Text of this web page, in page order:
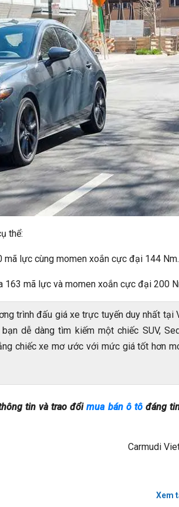
thể:
lực cùng momen xoắn cực đại 144 Nm.
mã lực và momen xoắn cực đại 200
trình đấu giá xe trực tuyến duy nhất tại
dễ dàng tìm kiếm một chiếc SUV,
chiếc xe mơ ước với mức giá tốt hơn
tin và trao đổimua bán ô tôđáng
Carmudi
Xem